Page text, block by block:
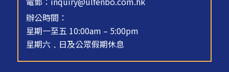
辦公時間：
星期一至五 10:00am – 5:00pm
星期六﹑日及公眾假期休息